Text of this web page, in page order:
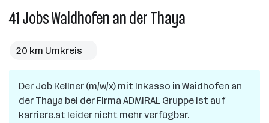
41JobsWaidhofen an der Thaya
an
der
Thaya
20 km Umkreis
Der Job Kellner (m/w/x) mit Inkasso in Waidhofen an
der Thaya bei der Firma ADMIRAL Gruppe ist auf
karriere.at leider nicht mehr verfügbar.